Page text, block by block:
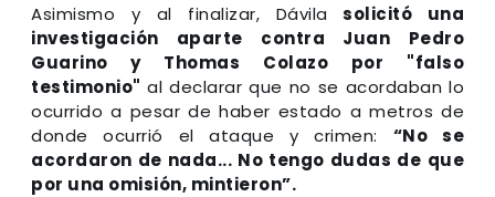
Asimismo y al finalizar, Dávila solicitó una
investigación aparte contra Juan Pedro
Guarino y Thomas Colazo por "falso
testimonio" al declarar que no se acordaban lo
ocurrido a pesar de haber estado a metros de
donde ocurrió el ataque y crimen: “No se
acordaron de nada... No tengo dudas de que
por una omisión, mintieron”.